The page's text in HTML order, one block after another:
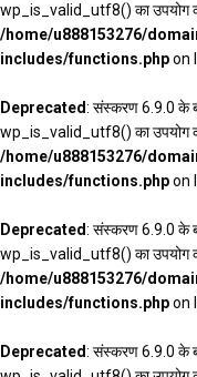
wp_is_valid_utf8() का उपयोग
/home/u888153276/
includes/functions.phpon
Deprecated: संस्करण 6.9.0 के
wp_is_valid_utf8() का उपयोग
/home/u888153276/
includes/functions.phpon
Deprecated: संस्करण 6.9.0 के
wp_is_valid_utf8() का उपयोग
/home/u888153276/
includes/functions.phpon
Deprecated: संस्करण 6.9.0 के